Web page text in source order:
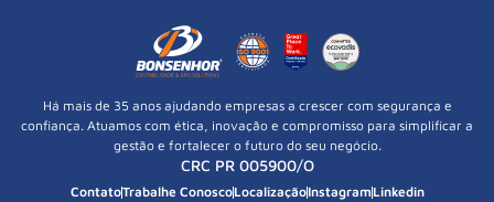
Há mais de 35 anos ajudando empresas a crescer com segurança e
confiança. Atuamos com ética, inovação e compromisso para simplificar a
gestão e fortalecer o futuro do seu negócio.
CRC PR 005900/O
ContatoTrabalhe ConoscoLocalizaçãoInstagramLinkedin